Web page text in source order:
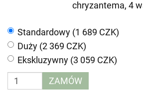
chryzantema, 4
Standardowy (1 689 CZK)
Duży (2 369 CZK)
Ekskluzywny (3 059 CZK)
ZAMÓW